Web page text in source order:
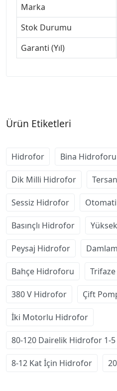
Marka
Stok Durumu
Garanti (Yıl)
Ürün Etiketleri
Hidrofor Bina Hidroforu
Dik Milli Hidrofor
Sessiz Hidrofor
Basınçlı Hidrofor
Peysaj Hidrofor
Bahçe Hidroforu
380 V Hidrofor Çift
İki Motorlu Hidrofor
80-120 Dairelik Hidrofor 1-
8-12 Kat İçin Hidrofor